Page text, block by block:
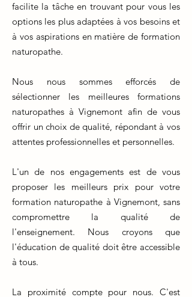
facilite la tâche en trouvant pour vous les
options les plus adaptées à vos besoins et
à vos aspirations en matière de formation
naturopathe.
Nous nous sommes efforcés de
sélectionner les meilleures formations
naturopathes à Vignemont afin de vous
offrir un choix de qualité, répondant à vos
attentes professionnelles et personnelles.
L'un de nos engagements est de vous
proposer les meilleurs prix pour votre
formation naturopathe à Vignemont, sans
compromettre la qualité de
l'enseignement. Nous croyons que
l'éducation de qualité doit être accessible
à tous.
La proximité compte pour nous. C'est